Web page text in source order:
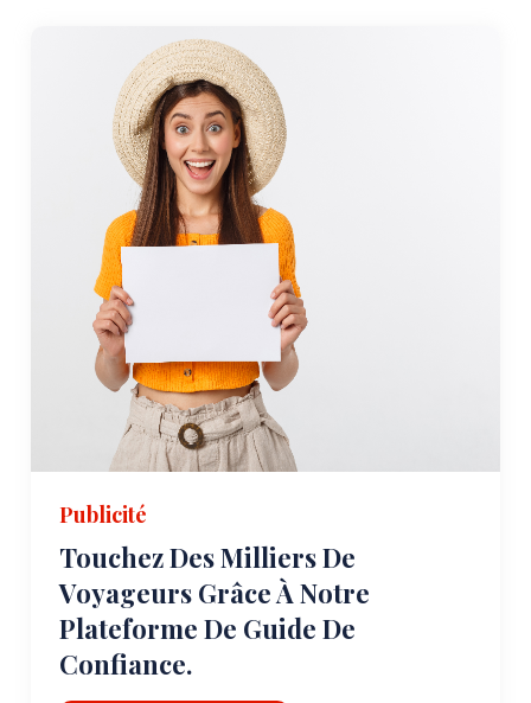
Publicité
Touchez Des Milliers De
Voyageurs Grâce À Notre
Plateforme De Guide De
Confiance.